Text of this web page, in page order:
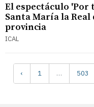
El espectáculo 'Por
Santa María la
provincia
ICAL
‹ 1 … 503